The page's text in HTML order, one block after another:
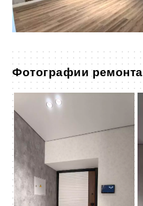
Фотографии ремонта